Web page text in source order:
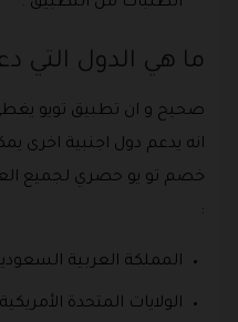
ما هي الدول التي
صحيح و ان تطبيق تويو يغطي
انه يدعم دول اجنبية اخرى
خصم تو يو حصري لجميع
:
المملكة العربية
الولايات المتحدة